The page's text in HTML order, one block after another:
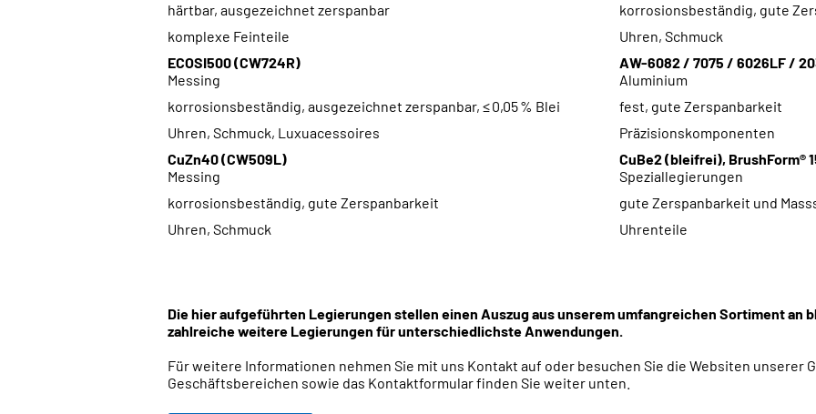
härtbar, ausgezeichnet zerspanbar
komplexe Feinteile
ECOSI500 (CW724R)
Messing
korrosionsbeständig, ausgezeichnet zerspanbar, ≤ 0,05 % Blei
Uhren, Schmuck, Luxuacessoires
CuZn40 (CW509L)
Messing
korrosionsbeständig, gute Zerspanbarkeit
Uhren, Schmuck
korrosionsbeständig, gute
Uhren, Schmuck
AW-6082 / 7075 / 6026LF /
Aluminium
fest, gute Zerspanbarkeit
Präzisionskomponenten
CuBe2 (bleifrei), BrushForm®
Speziallegierungen
gute Zerspanbarkeit und
Uhrenteile
Die hier aufgeführten Legierungen stellen einen Auszug aus unserem umfangreichen Sortiment an
zahlreiche weitere Legierungen für unterschiedlichste Anwendungen.
Für weitere Informationen nehmen Sie mit uns Kontakt auf oder besuchen Sie die Websiten unserer
Geschäftsbereichen sowie das Kontaktformularfinden Sie weiter unten.